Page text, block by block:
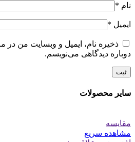
نام *
ایمیل *
ذخیره نام، ایمیل و وبسایت من در
دوباره دیدگاهی می‌نویسم.
سایر محصولات
مقایسه
مشاهده سریع